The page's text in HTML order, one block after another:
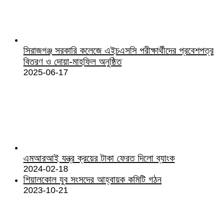
সিরাজগঞ্জ সরকারি কলেজে এইচএসসি পরীক্ষার্থীদের প্রবেশপত্র
বিতরণ ও দোয়া-মাহফিল অনুষ্ঠিত
2025-06-17
এমআরআই যন্ত্র ক্রয়ের টাকা ফেরত দিলো ব্যাংক
2024-02-18
শিয়ালকোল যুব সংসদের আহ্বায়ক কমিটি গঠন
2023-10-21